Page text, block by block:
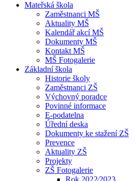
Mateřská škola
Zaměstnanci MŠ
Aktuality MŠ
Kalendář akcí MŠ
Dokumenty MŠ
Kontakt MŠ
MŠ Fotogalerie
Základní škola
Historie školy
Zaměstnanci ZŠ
Výchovný poradce
Povinné informace
E-podatelna
Úřední deska
Dokumenty ke stažení ZŠ
Prevence
Aktuality ZŠ
Projekty
ZŠ Fotogalerie
Rok 2022⁄2023